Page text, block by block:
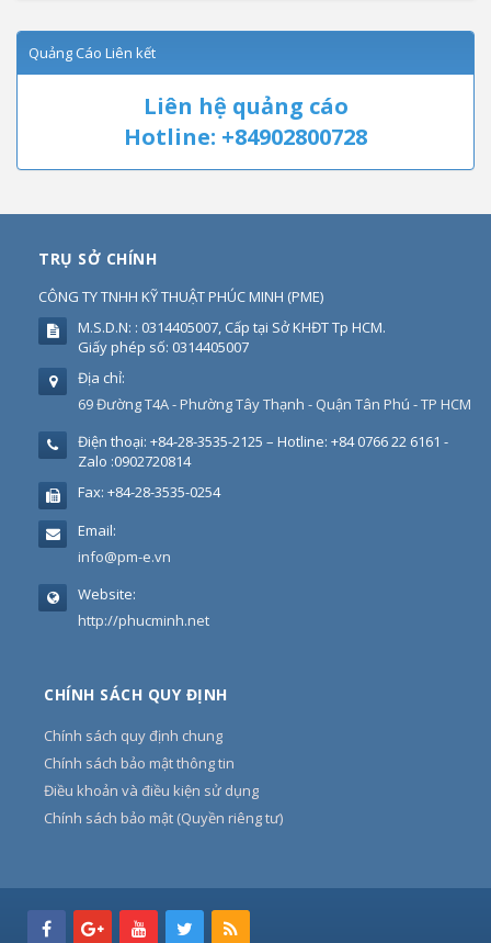
Quảng Cáo Liên kết
Liên hệ quảng cáo
Hotline: +84902800728
TRỤ SỞ CHÍNH
CÔNG TY TNHH KỸ THUẬT PHÚC MINH (PME)
M.S.D.N: : 0314405007, Cấp tại Sở KHĐT Tp HCM.
Giấy phép số: 0314405007
Địa chỉ:
69 Đường T4A - Phường Tây Thạnh - Quận Tân Phú - TP HCM
Điện thoại: +84-28-3535-2125 – Hotline: +84 0766 22 6161 -
Zalo :0902720814
Fax: +84-28-3535-0254
Email:
info@pm-e.vn
Website:
http://phucminh.net
CHÍNH SÁCH QUY ĐỊNH
Chính sách quy định chung
Chính sách bảo mật thông tin
Điều khoản và điều kiện sử dụng
Chính sách bảo mật (Quyền riêng tư)